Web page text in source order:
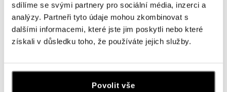
sdílíme se svými partnery pro sociální média, inzerci a
analýzy. Partneři tyto údaje mohou zkombinovat s
dalšími informacemi, které jste jim poskytli nebo které
získali v důsledku toho, že používáte jejich služby.
Povolit vše
HALADA OC Avion, Bratislava
Ivanská cesta 16, 821 04 Bratislava
tel.: +421 917 090 372
dnes otvorené do 21:00
Halada OC Aupark, Bratislava
Einsteinova 18, 851 01 Bratislava